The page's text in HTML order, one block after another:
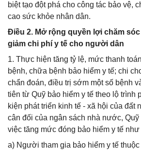
biệt tạo đột phá cho công tác bảo vệ,
cao sức khỏe nhân dân.
Điều 2. Mở rộng quyền lợi chăm
giảm chi phí y tế cho người dân
1. Thực hiện tăng tỷ lệ, mức thanh
bệnh, chữa bệnh bảo hiểm y tế; chi
chẩn đoán, điều trị sớm một số bệnh
tiên từ Quỹ bảo hiểm y tế theo lộ trình
kiện phát triển kinh tế - xã hội của đất
cân đối của ngân sách nhà nước, Quỹ
việc tăng mức đóng bảo hiểm y tế như
a) Người tham gia bảo hiểm y tế